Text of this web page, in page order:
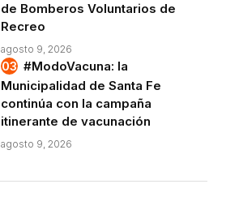
de Bomberos Voluntarios de
Recreo
agosto 9, 2026
#ModoVacuna: la
Municipalidad de Santa Fe
continúa con la campaña
itinerante de vacunación
agosto 9, 2026